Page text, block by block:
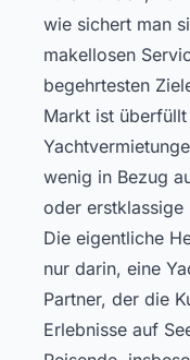
wie sichert man
makellosen
begehrtesten
Markt ist
wenig in Bezug
oder erstklassige
Die eigentliche
nur darin, eine
Partner, der die
Erlebnisse auf